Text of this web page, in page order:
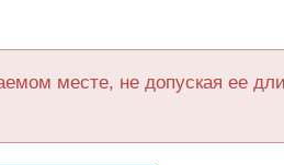
месте, не допуская ее